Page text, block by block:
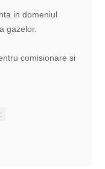
in domeniul
gazelor.
comisionare si